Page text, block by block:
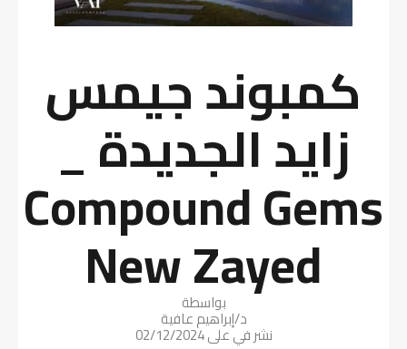
كمبوند جيمس
زايد الجديدة _
Compound Gems
New Zayed
بواسطة
د/إبراهيم عافية
نشر في على02/12/2024